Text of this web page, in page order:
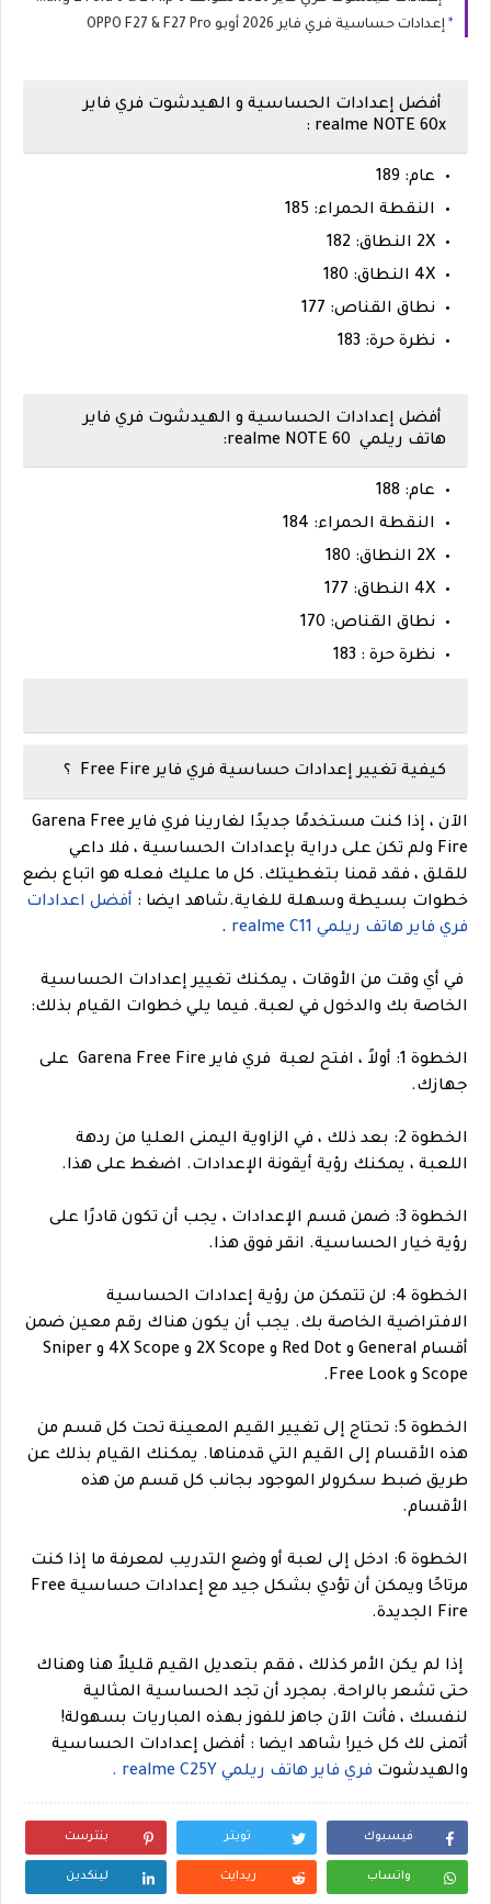
إعدادات حساسية فري فاير 2026 أوبو OPPO F27 & F27 Pro
أفضل إعدادات الحساسية و الهيدشوت فري فاير
realme NOTE 60x :
عام: 189
النقطة الحمراء: 185
2X النطاق: 182
4X النطاق: 180
نطاق القناص: 177
نظرة حرة: 183
أفضل إعدادات الحساسية و الهيدشوت فري فاير
هاتف ريلمي realme NOTE 60:
عام: 188
النقطة الحمراء: 184
2X النطاق: 180
4X النطاق: 177
نطاق القناص: 170
نظرة حرة : 183
كيفية تغيير إعدادات حساسية فري فاير Free Fire ؟
الآن ، إذا كنت مستخدمًا جديدًا لغارينا فري فاير Garena Free
Fire ولم تكن على دراية بإعدادات الحساسية ، فلا داعي
للقلق ، فقد قمنا بتغطيتك. كل ما عليك فعله هو اتباع بضع
خطوات بسيطة وسهلة للغاية.شاهد ايضا : أفضل اعدادات
فري فاير هاتف ريلمي realme C11
.
في أي وقت من الأوقات ، يمكنك تغيير إعدادات الحساسية
الخاصة بك والدخول في لعبة. فيما يلي خطوات القيام بذلك:
الخطوة 1: أولاً ، افتح لعبة فري فاير Garena Free Fire على
جهازك.
الخطوة 2: بعد ذلك ، في الزاوية اليمنى العليا من ردهة
اللعبة ، يمكنك رؤية أيقونة الإعدادات. اضغط على هذا.
الخطوة 3: ضمن قسم الإعدادات ، يجب أن تكون قادرًا على
رؤية خيار الحساسية. انقر فوق هذا.
الخطوة 4: لن تتمكن من رؤية إعدادات الحساسية
الافتراضية الخاصة بك. يجب أن يكون هناك رقم معين ضمن
أقسام General و Red Dot و 2X Scope و 4X Scope و Sniper
Scope و Free Look.
الخطوة 5: تحتاج إلى تغيير القيم المعينة تحت كل قسم من
هذه الأقسام إلى القيم التي قدمناها. يمكنك القيام بذلك عن
طريق ضبط سكرولر الموجود بجانب كل قسم من هذه
الأقسام.
الخطوة 6: ادخل إلى لعبة أو وضع التدريب لمعرفة ما إذا كنت
مرتاحًا ويمكن أن تؤدي بشكل جيد مع إعدادات حساسية Free
Fire الجديدة.
إذا لم يكن الأمر كذلك ، فقم بتعديل القيم قليلاً هنا وهناك
حتى تشعر بالراحة. بمجرد أن تجد الحساسية المثالية
لنفسك ، فأنت الآن جاهز للفوز بهذه المباريات بسهولة!
أتمنى لك كل خير! شاهد ايضا : أفضل إعدادات الحساسية
والهيدشوت فري فاير هاتف ريلمي realme C25Y .
فيسبوك تويتر بنترست
واتساب ريدايت لينكدين